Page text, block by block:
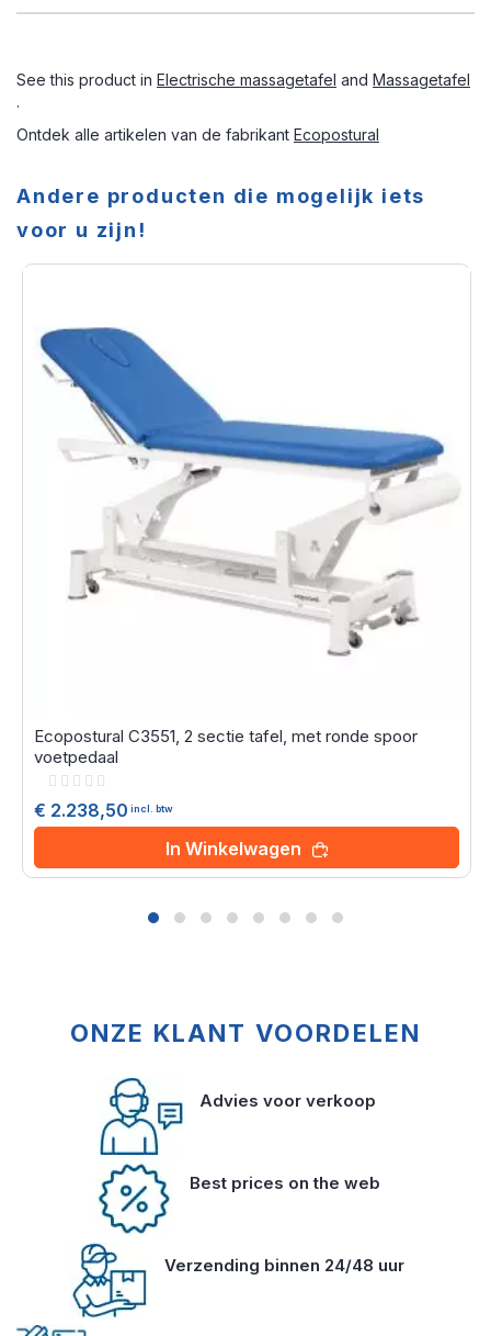
See this product in Electrische massagetafel and Massagetafel
.
Ontdek alle artikelen van de fabrikant Ecopostural
Andere producten die mogelijk iets
voor u zijn!
Ecopostural C3551, 2 sectie tafel, met ronde spoor
voetpedaal
Rating:
€ 2.238,50 incl. btw
In Winkelwagen
ONZE KLANT VOORDELEN
Advies voor verkoop
Best prices on the web
Verzending binnen 24/48 uur